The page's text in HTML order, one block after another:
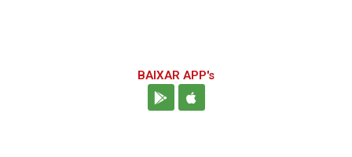
BAIXAR APP's